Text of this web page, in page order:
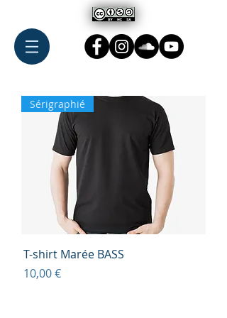
Sérigraphié
T-shirt Marée BASS
Prix
10,00 €